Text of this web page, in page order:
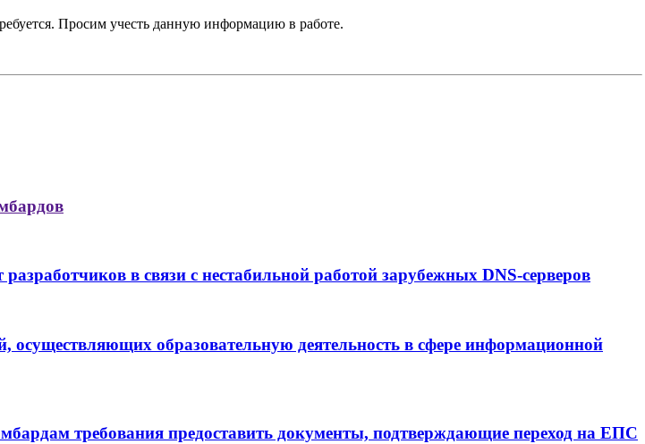
Просим учесть данную информацию в работе.
в связи с нестабильной работой зарубежных DNS-серверов
образовательную деятельность в сфере информационной
требования предоставить документы, подтверждающие переход на ЕПС